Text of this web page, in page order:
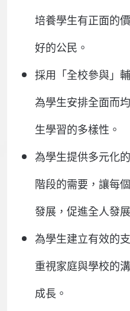
培養學生有正面的
好的公民。
採用「全校參與」
為學生安排全面而
生學習的多樣性。
為學生提供多元化
階段的需要，讓每
發展，促進全人發展
為學生建立有效的
重視家庭與學校的
成長。